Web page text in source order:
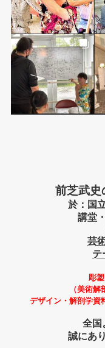
前芝武史
於：国
講堂
芸
テ
彫
（美術
デザイン・解剖学資
全国
誠にあ